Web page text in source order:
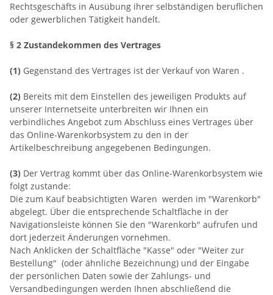
Rechtsgeschäfts in Ausübung ihrer selbständigen beruflichen
oder gewerblichen Tätigkeit handelt.
§ 2 Zustandekommen des Vertrages
(1) Gegenstand des Vertrages ist der Verkauf von Waren .
(2) Bereits mit dem Einstellen des jeweiligen Produkts auf
unserer Internetseite unterbreiten wir Ihnen ein
verbindliches Angebot zum Abschluss eines Vertrages über
das Online-Warenkorbsystem zu den in der
Artikelbeschreibung angegebenen Bedingungen.
(3) Der Vertrag kommt über das Online-Warenkorbsystem wie
folgt zustande:
Die zum Kauf beabsichtigten Waren werden im "Warenkorb"
abgelegt. Über die entsprechende Schaltfläche in der
Navigationsleiste können Sie den "Warenkorb" aufrufen und
dort jederzeit Änderungen vornehmen.
Nach Anklicken der Schaltfläche "Kasse" oder "Weiter zur
Bestellung" (oder ähnliche Bezeichnung) und der Eingabe
der persönlichen Daten sowie der Zahlungs- und
Versandbedingungen werden Ihnen abschließend die